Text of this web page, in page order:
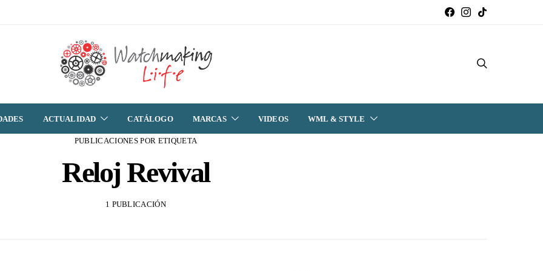
ACTUALIDAD CATÁLOGO MARCAS VIDEOS WML & STYLE
PUBLICACIONES POR ETIQUETA
Reloj Revival
1 PUBLICACIÓN